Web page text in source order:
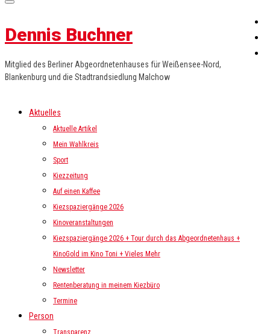
Dennis Buchner
Mitglied des Berliner Abgeordnetenhauses für Weißensee-Nord,
Blankenburg und die Stadtrandsiedlung Malchow
Aktuelles
Aktuelle Artikel
Mein Wahlkreis
Sport
Kiezzeitung
Auf einen Kaffee
Kiezspaziergänge 2026
Kinoveranstaltungen
Kiezspaziergänge 2026 + Tour durch das Abgeordnetenhaus +
KinoGold im Kino Toni + Vieles Mehr
Newsletter
Rentenberatung in meinem Kiezbüro
Termine
Person
Transparenz